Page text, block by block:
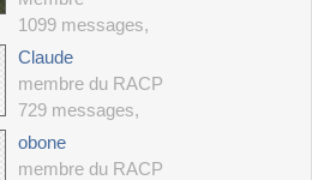
1099 messages,
Claude
membre du RACP
729 messages,
obone
membre du RACP